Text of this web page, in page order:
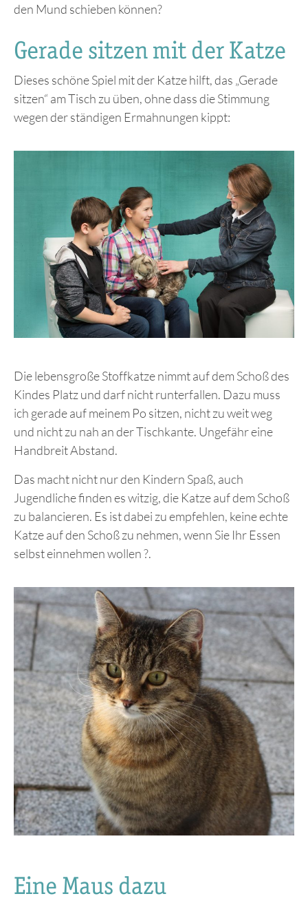
den Mund schieben können?
Gerade sitzen mit der Katze
Dieses schöne Spiel mit der Katze hilft, das „Gerade
sitzen“ am Tisch zu üben, ohne dass die Stimmung
wegen der ständigen Ermahnungen kippt:
Die lebensgroße Stoffkatze nimmt auf dem Schoß des
Kindes Platz und darf nicht runterfallen. Dazu muss
ich gerade auf meinem Po sitzen, nicht zu weit weg
und nicht zu nah an der Tischkante. Ungefähr eine
Handbreit Abstand.
Das macht nicht nur den Kindern Spaß, auch
Jugendliche finden es witzig, die Katze auf dem Schoß
zu balancieren. Es ist dabei zu empfehlen, keine echte
Katze auf den Schoß zu nehmen, wenn Sie Ihr Essen
selbst einnehmen wollen ?.
Eine Maus dazu